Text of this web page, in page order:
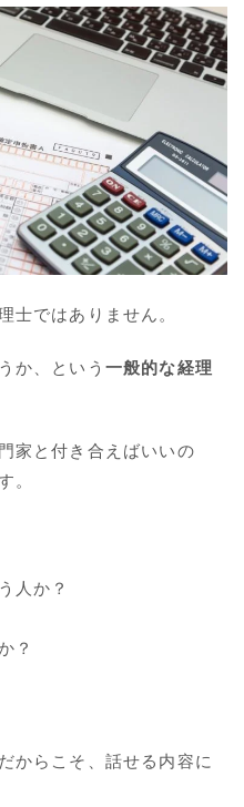
士ではありません。
か、という 一般的な経理
家と付き合えばいいの
。
人か？
？
からこそ、話せる内容に